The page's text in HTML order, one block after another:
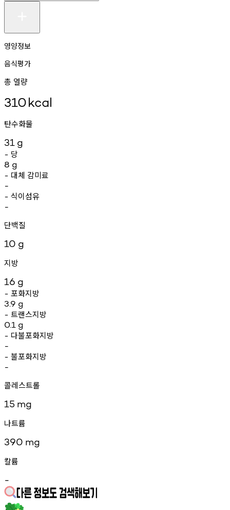
영양정보
음식평가
총 열량
310kcal
탄수화물
31 g
- 당
8 g
- 대체 감미료
-
- 식이섬유
-
단백질
10 g
지방
16 g
- 포화지방
3.9 g
- 트랜스지방
0.1 g
- 다불포화지방
-
- 불포화지방
-
콜레스트롤
15 mg
나트륨
390 mg
칼륨
-